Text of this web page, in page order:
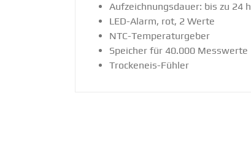
Aufzeich­nungs­dauer: bis zu 24 h
LED-Alarm, rot, 2 Werte
NTC-Tempe­ra­tur­geber
Speicher für 40.000 Messwerte
Trockeneis-Fühler